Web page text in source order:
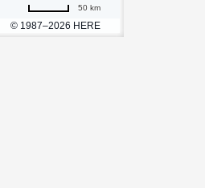
© 1987–2026 HERE
50 km